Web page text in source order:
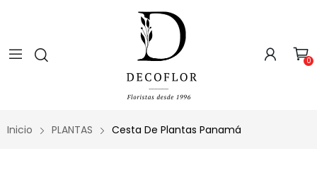
0
Inicio PLANTAS Cesta De Plantas Panamá